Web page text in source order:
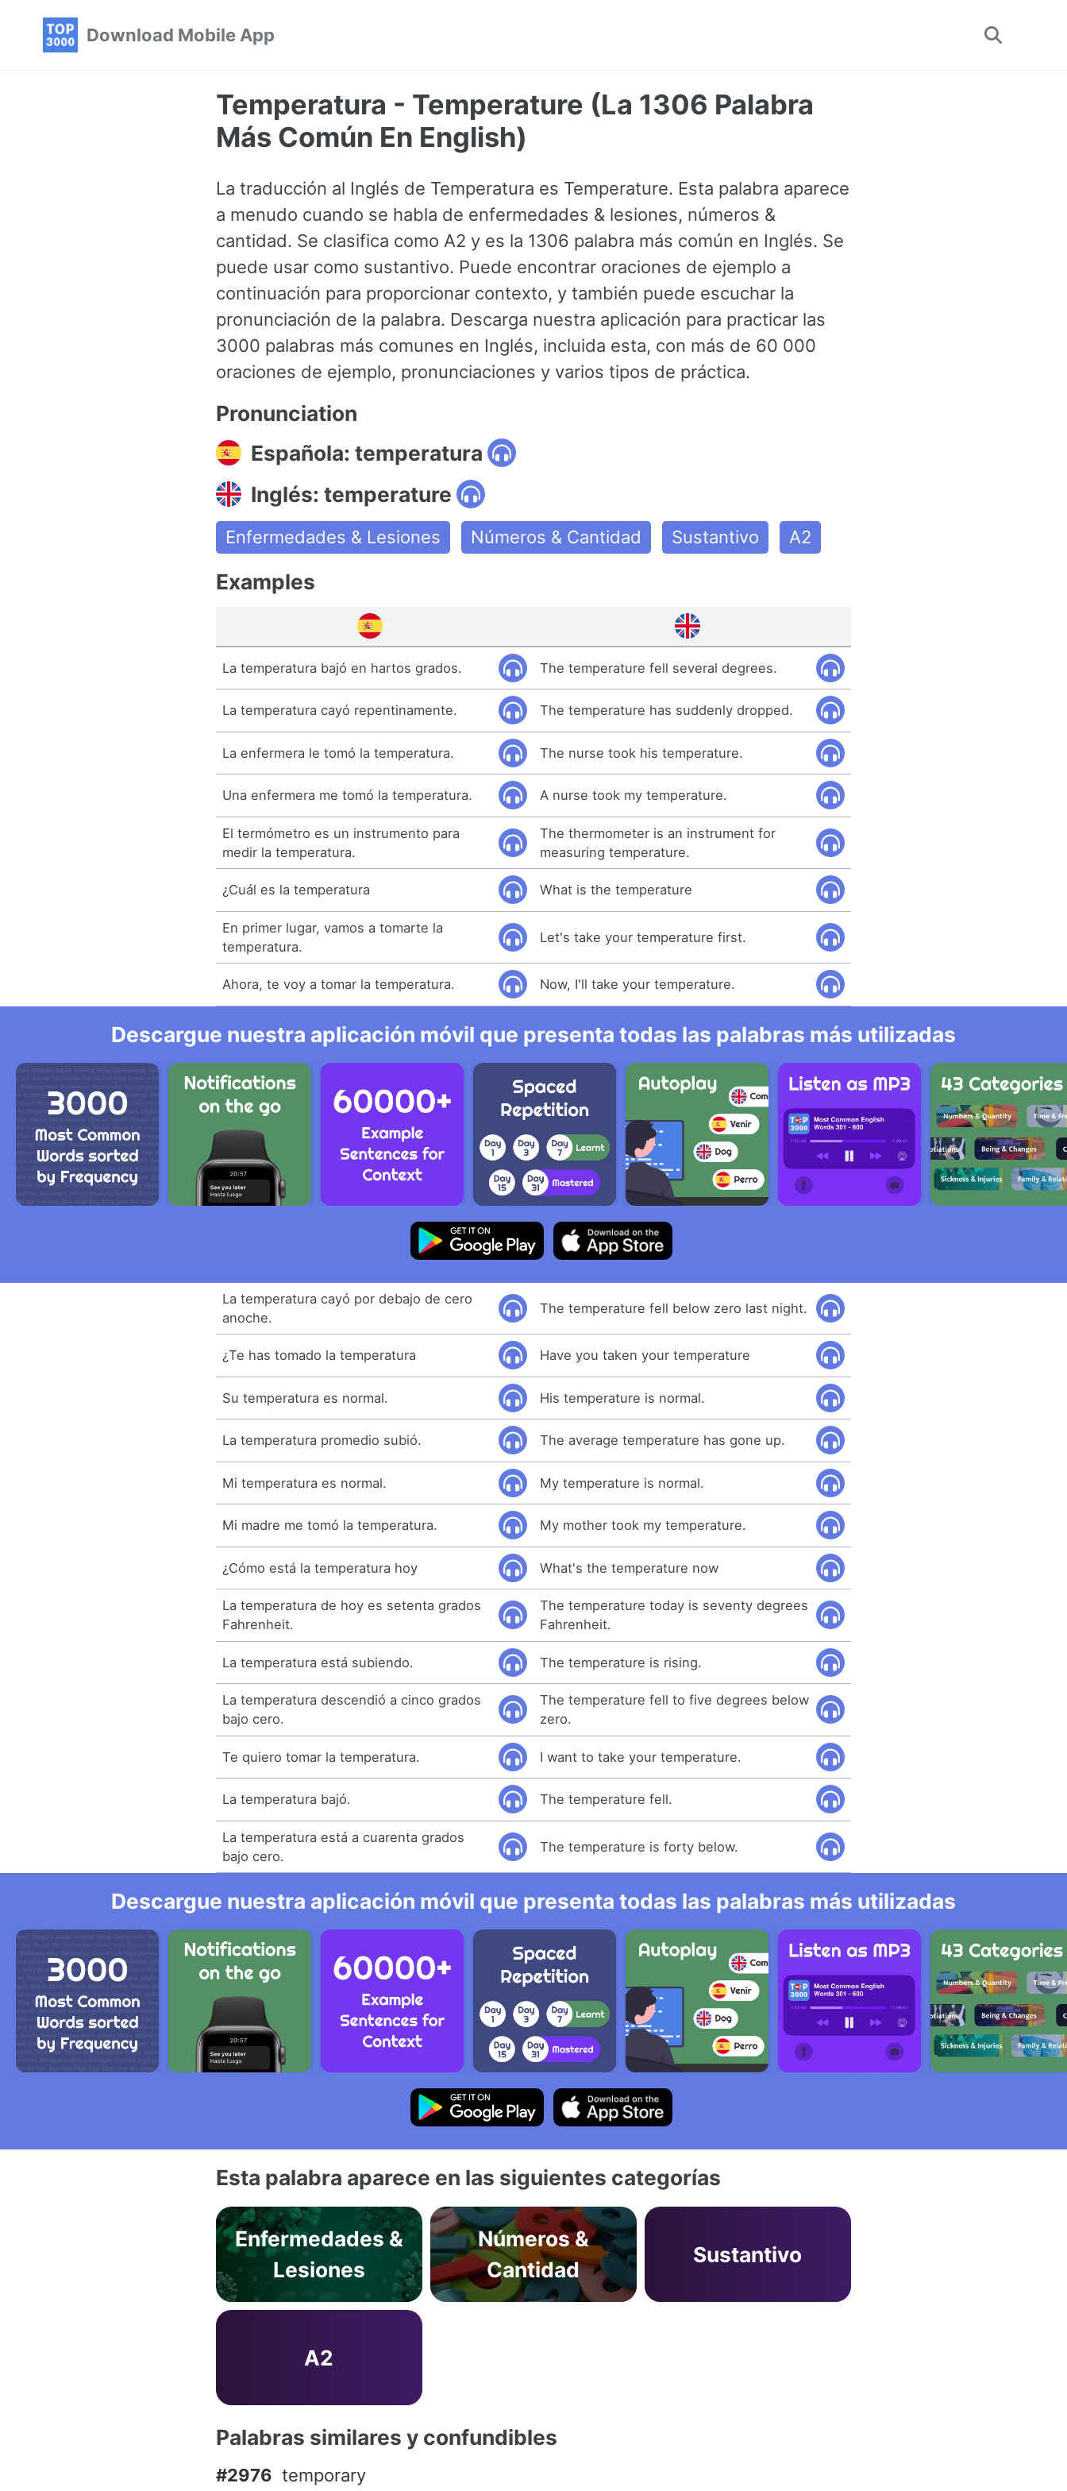
Download Mobile App
Toggle
Temperatura - Temperature (La 1306 Palabra
Más Común En English)
La traducción al Inglés de Temperatura es Temperature. Esta palabra aparece
a menudo cuando se habla de enfermedades & lesiones, números &
cantidad. Se clasifica como A2 y es la 1306 palabra más común en Inglés. Se
puede usar como sustantivo. Puede encontrar oraciones de ejemplo a
continuación para proporcionar contexto, y también puede escuchar la
pronunciación de la palabra. Descarga nuestra aplicación para practicar las
3000 palabras más comunes en Inglés, incluida esta, con más de 60 000
oraciones de ejemplo, pronunciaciones y varios tipos de práctica.
Pronunciation
Española: temperatura
Inglés: temperature
Enfermedades & Lesiones Números & Cantidad Sustantivo A2
Examples
La temperatura bajó en hartos grados. The temperature fell several degrees.
La temperatura cayó repentinamente. The temperature has suddenly dropped.
La enfermera le tomó la temperatura. The nurse took his temperature.
Una enfermera me tomó la temperatura. A nurse took my temperature.
El termómetro es un instrumento para
medir la temperatura.
The thermometer is an instrument for
measuring temperature.
¿Cuál es la temperatura What is the temperature
En primer lugar, vamos a tomarte la
temperatura.
Let's take your temperature first.
Ahora, te voy a tomar la temperatura. Now, I'll take your temperature.
Descargue nuestra aplicación móvil que presenta todas las palabras más utilizadas
La temperatura cayó por debajo de cero
anoche.
The temperature fell below zero last night.
¿Te has tomado la temperatura Have you taken your temperature
Su temperatura es normal. His temperature is normal.
La temperatura promedio subió. The average temperature has gone up.
Mi temperatura es normal. My temperature is normal.
Mi madre me tomó la temperatura. My mother took my temperature.
¿Cómo está la temperatura hoy What's the temperature now
La temperatura de hoy es setenta grados
Fahrenheit.
The temperature today is seventy degrees
Fahrenheit.
La temperatura está subiendo. The temperature is rising.
La temperatura descendió a cinco grados
bajo cero.
The temperature fell to five degrees below
zero.
Te quiero tomar la temperatura. I want to take your temperature.
La temperatura bajó. The temperature fell.
La temperatura está a cuarenta grados
bajo cero.
The temperature is forty below.
Descargue nuestra aplicación móvil que presenta todas las palabras más utilizadas
Esta palabra aparece en las siguientes categorías
Enfermedades &
Lesiones
Números &
Cantidad
Sustantivo
A2
Palabras similares y confundibles
#2976 temporary